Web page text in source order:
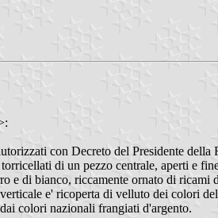
con Decreto del Presidente
di un pezzo centrale, aperti e
di bianco, riccamente ornato di ricami
e' ricoperta di velluto dei colori
colori nazionali frangiati d'argento.